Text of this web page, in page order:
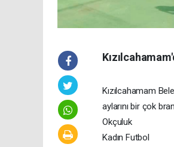
Kızılcahamam
aylarını bir çok
Okçuluk
Kadın Futbol